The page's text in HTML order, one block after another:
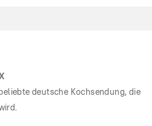
deutsche Kochsendung, die